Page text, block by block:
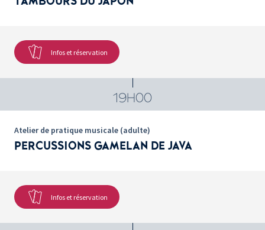
Infos et réservation
19H00
Atelier de pratique musicale (adulte)
PERCUSSIONS GAMELAN DE JAVA
Infos et réservation